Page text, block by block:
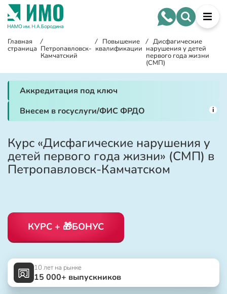
Главная
страница
/
Петропавловск-
Камчатский
/ Повышение
квалификации
/ Дисфагические
нарушения у детей
первого года жизни
(СМП)
Аккредитация под ключ
Внесем в госуслуги/ФИС ФРДО
i
Курс «Дисфагические нарушения у
детей первого года жизни» (СМП) в
Петропавловск-Камчатском
КУРС + 🎁БОНУС
10 лет на рынке
15 000+ выпускников